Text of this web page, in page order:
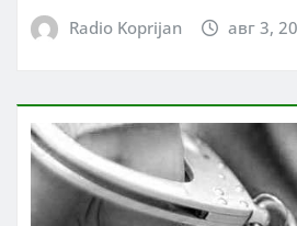
Radio Koprijan авг 3,